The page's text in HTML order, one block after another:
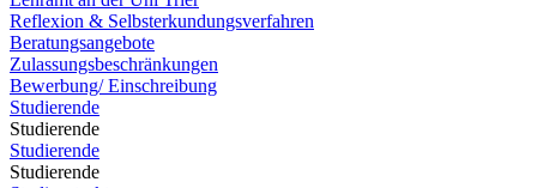
Reflexion & Selbsterkundungsverfahren
Beratungsangebote
Zulassungsbeschränkungen
Bewerbung/ Einschreibung
Studierende
Studierende
Studierende
Studierende